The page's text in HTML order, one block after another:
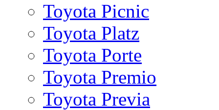
Toyota Picnic
Toyota Platz
Toyota Porte
Toyota Premio
Toyota Previa